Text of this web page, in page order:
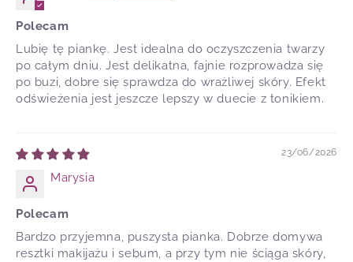
Polecam
Lubię tę piankę. Jest idealna do oczyszczenia twarzy
po całym dniu. Jest delikatna, fajnie rozprowadza się
po buzi, dobre się sprawdza do wrażliwej skóry. Efekt
odświeżenia jest jeszcze lepszy w duecie z tonikiem.
23/06/2026
Marysia
Polecam
Bardzo przyjemna, puszysta pianka. Dobrze domywa
resztki makijażu i sebum, a przy tym nie ściąga skóry,